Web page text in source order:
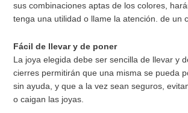
sus combinaciones aptas de los colores,
tenga una utilidad o llame la atención. de un
Fácil de llevar y de poner
La joya elegida debe ser sencilla de llevar y
cierres permitirán que una misma se pueda
sin ayuda, y que a la vez sean seguros,
o caigan las joyas.